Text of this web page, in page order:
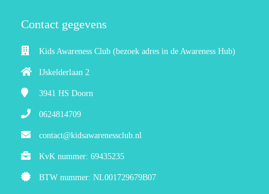
Contact gegevens
Kids Awareness Club (bezoek adres in de Awareness Hub)
IJskelderlaan 2
3941 HS Doorn
0624814709
contact@kidsawarenessclub.nl
KvK nummer: 69435235
BTW nummer: NL001729679B07